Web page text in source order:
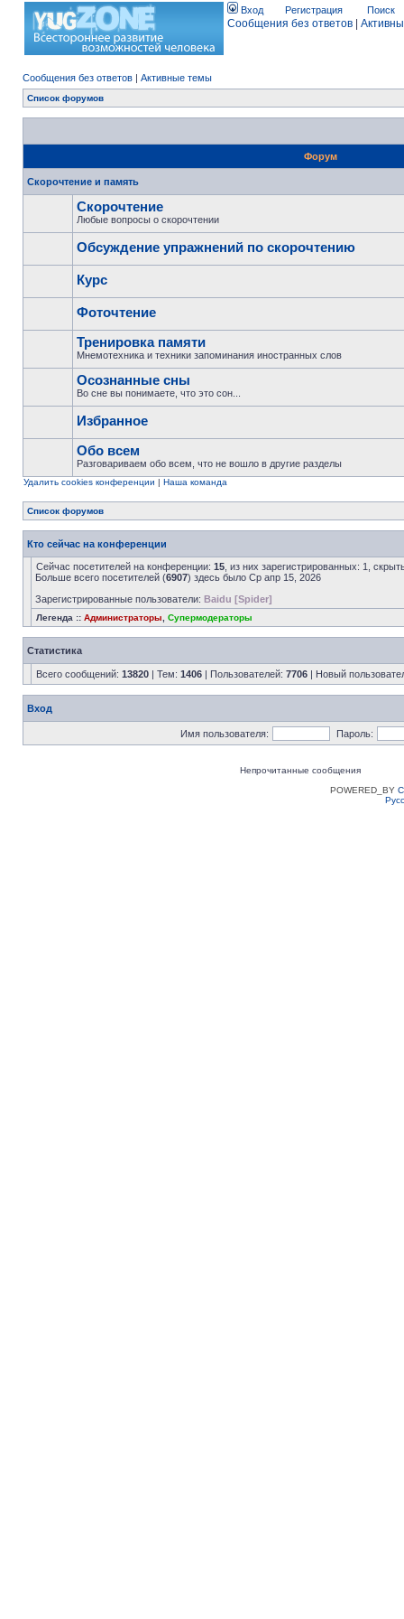
Вход Регистрация Поиск
Сообщения без ответов
Сообщения без ответов | Активные темы
Список форумов
Форум
Скорочтение и память
Скорочтение
Любые вопросы о скорочтении
Обсуждение упражнений по скорочтению
Курс
Фоточтение
Тренировка памяти
Мнемотехника и техники запоминания иностранных слов
Осознанные сны
Во сне вы понимаете, что это сон...
Избранное
Обо всем
Разговариваем обо всем, что не вошло в другие разделы
Удалить cookies конференции | Наша команда
Список форумов
Кто сейчас на конференции
Сейчас посетителей на конференции: 15 , из них зарегистрированных: 1,
Больше всего посетителей (6907) здесь было Ср апр 15, 2026
Зарегистрированные пользователи: Baidu [Spider]
Легенда :: Администраторы Супермодераторы
Статистика
Всего сообщений: 13820 | Тем: 1406 | Пользователей: 7706 | Новый
Вход
Имя пользователя: Пароль:
Непрочитанные сообщения
POWERED_BY